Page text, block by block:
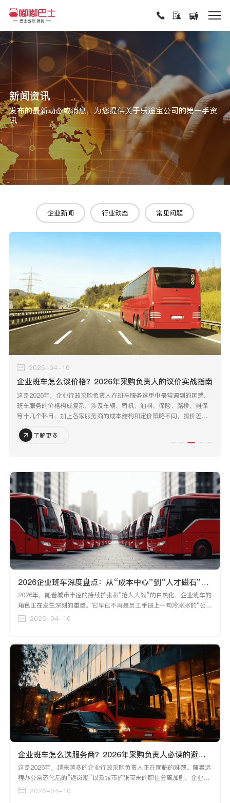
新闻资讯
发布的最新动态或消息，为您提供关于乐途宝公司的第一手资
讯
企业新闻 行业动态 常见问题
2026-04-10
企业班车怎么谈价格？2026年采购负责人的议价实战指南
这是2026年，企业行政采购负责人在班车服务选型中最常遇到的困惑。
班车服务的价格构成复杂，涉及车辆、司机、油料、保险、路桥、维保
等十几个科目，加上各家服务商的成本结构和定价策略不同，报价差异
了解更多
2026企业班车深度盘点：从“成本中心”到“人才磁石”，头部企业如何用智慧出行破局？
2026年，随着城市半径的持续扩张和“抢人大战”的白热化，企业班车的
角色正在发生深刻的重塑。它早已不再是员工手册上一句冷冰冰的“公司
提供班车”，而是HR在谈薪时的“定心丸”，是行政端展现企业温度的核
2026-04-10
企业班车怎么选服务商？2026年采购负责人必读的避坑指南
这是2026年，越来越多的企业行政采购负责人正在面临的难题。随着远
程办公常态化后的“返岗潮”以及城市扩张带来的职住分离加剧，企业班
车已经从“大厂专属福利”变成了“中大型企业的标配刚需”。然而，面对
2026-04-10